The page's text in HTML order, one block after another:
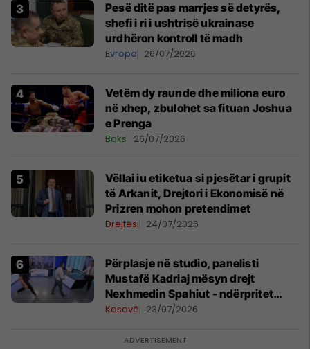
Pesë ditë pas marrjes së detyrës,
shefi i ri i ushtrisë ukrainase
urdhëron kontroll të madh
Evropa 26/07/2026
Vetëm dy raunde dhe miliona euro
në xhep, zbulohet sa fituan Joshua
e Prenga
Boks 26/07/2026
Vëllai iu etiketua si pjesëtar i grupit
të Arkanit, Drejtori i Ekonomisë në
Prizren mohon pretendimet
Drejtësi 24/07/2026
Përplasje në studio, panelisti
Mustafë Kadriaj mësyn drejt
Nexhmedin Spahiut - ndërpritet
transmetimi
Kosovë 23/07/2026